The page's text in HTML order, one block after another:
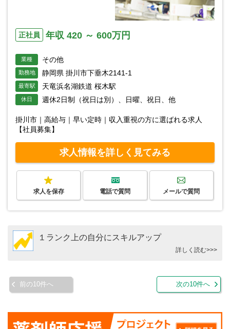
正社員 年収 420 ～ 600万円
業種 その他
勤務地 静岡県 掛川市下垂木2141-1
最寄駅 天竜浜名湖鉄道 桜木駅
休日 週休2日制（祝日は別）、日曜、祝日、他
掛川市｜高給与｜早い定時｜収入重視の方に選ばれる求人
【社員募集】
求人情報を詳しく見てみる
求人を保存 電話で質問 メールで質問
１ランク上の自分にスキルアップ
詳しく読む>>>
前の10件へ 次の10件へ